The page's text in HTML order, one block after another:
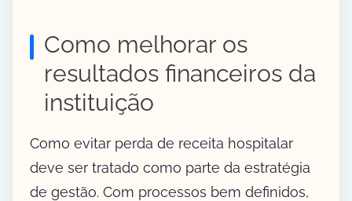
Como melhorar os
resultados financeiros da
instituição
Como evitar perda de receita hospitalar
deve ser tratado como parte da estratégia
de gestão. Com processos bem definidos,